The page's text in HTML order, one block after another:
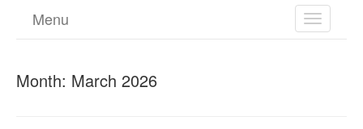
TOGGLE
Menu
Month: March 2026